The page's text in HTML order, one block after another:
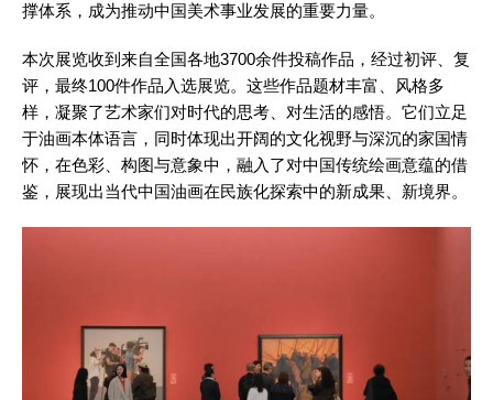
撑体系，成为推动中国美术事业发展的重要力量。
本次展览收到来自全国各地3700余件投稿作品，经过初评、复
评，最终100件作品入选展览。这些作品题材丰富、风格多
样，凝聚了艺术家们对时代的思考、对生活的感悟。它们立足
于油画本体语言，同时体现出开阔的文化视野与深沉的家国情
怀，在色彩、构图与意象中，融入了对中国传统绘画意蕴的借
鉴，展现出当代中国油画在民族化探索中的新成果、新境界。